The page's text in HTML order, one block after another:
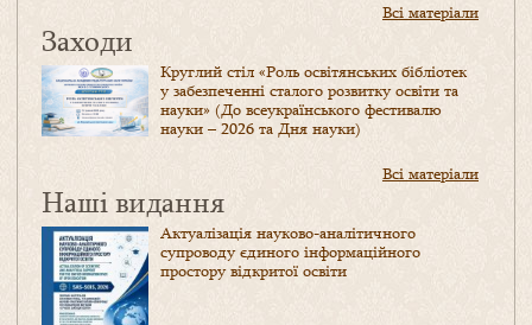
Всі матеріали
Заходи
Круглий стіл «Роль освітянських бібліотек
у забезпеченні сталого розвитку освіти та
науки» (До всеукраїнського фестивалю
науки – 2026 та Дня науки)
Всі матеріали
Наші видання
Актуалізація науково-аналітичного
супроводу єдиного інформаційного
простору відкритої освіти